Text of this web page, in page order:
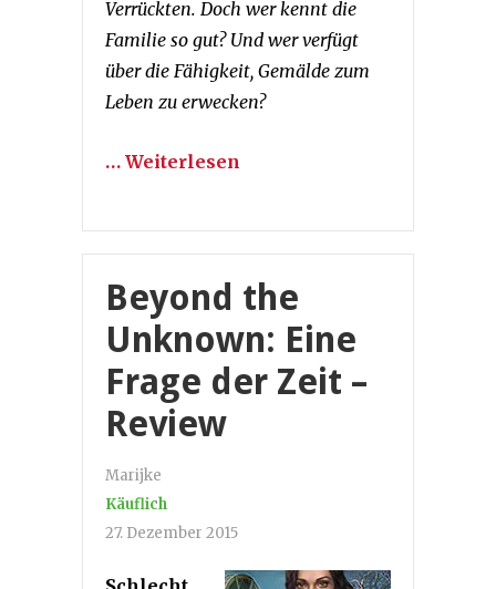
Verrückten. Doch wer kennt die
Familie so gut? Und wer verfügt
über die Fähigkeit, Gemälde zum
Leben zu erwecken?
… Weiterlesen
Beyond the
Unknown: Eine
Frage der Zeit –
Review
Marijke
Käuflich
27. Dezember 2015